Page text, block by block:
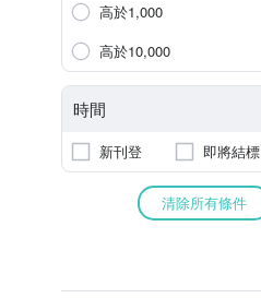
高於1,000
高於10,000
時間
新刊登 即將結標
清除所有條件